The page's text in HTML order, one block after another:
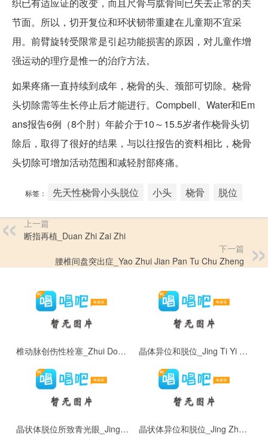
织已有适应证的改变，而且尺骨与肱骨间已失去正常的关
节面。所以，切开复位和环状韧带重建在儿童期不宜采
用。前臂旋转受限常是引起功能损害的原因，对儿童作增
强运动的理疗是惟一的治疗方法。
如果疼痛一直持续到成年，桡骨的头、颈部可切除。桡骨
头切除需等生长停止后才能进行。Compbell、Water和Em
ans报告6例（8个肘）年龄介于10～15.5岁者作桡骨头切
除后，取得了很好的结果，与以往报告的资料相比，桡骨
头切除可增加活动范围和减轻肘部疼痛。
标签： 先天性桡骨小头脱位 小头 桡骨 脱位
上一篇
断指再植_Duan Zhi Zai Zhi
下一篇
腰椎间盘突出症_Yao Zhui Jian Pan Tu Chu Zheng
椎动脉创伤性栓塞_Zhui Dong Mai Chuang Shang Xing Shuan Sai 晶体异位和脱位_Jing Ti Yi Wei He Tuo Wei
晶状体脱位所致青光眼_Jing Zhuang Ti Tuo Wei Suo Zhi Qing Guang Yan 晶状体异位和脱位_Jing Zhuang Ti Yi Wei He Tuo Wei